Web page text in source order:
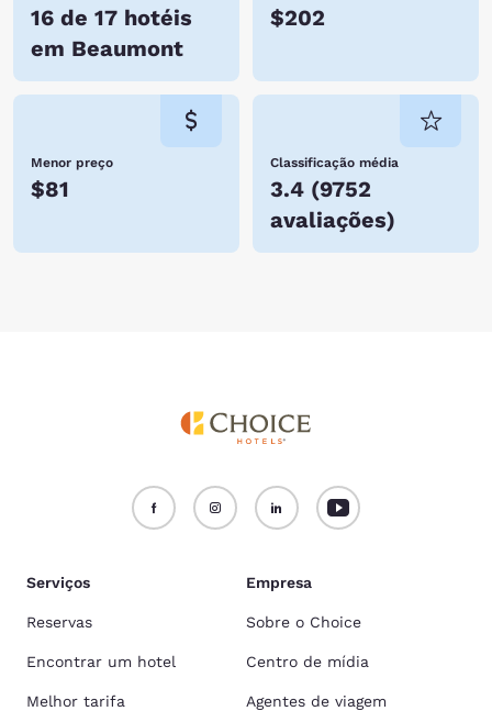
16 de 17 hotéis
em Beaumont
$202
Menor preço
$81
Classificação média
3.4 (9752
avaliações)
Serviços
Reservas
Encontrar um hotel
Melhor tarifa
Empresa
Sobre o Choice
Centro de mídia
Agentes de viagem